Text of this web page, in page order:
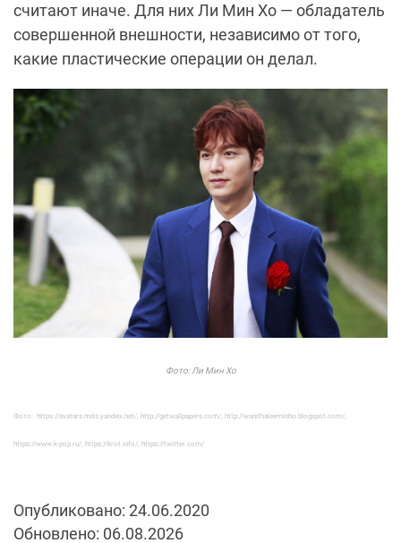
считают иначе. Для них Ли Мин Хо — обладатель
совершенной внешности, независимо от того,
какие пластические операции он делал.
Фото: Ли Мин Хо
Фото: https://avatars.mds.yandex.net/, http://getwallpapers.com/, http://wandhaleeminho.blogspot.com/,
https://www.k-pop.ru/, https://krot.info/, https://twitter.com/
Опубликовано: 24.06.2020
Обновлено: 06.08.2026